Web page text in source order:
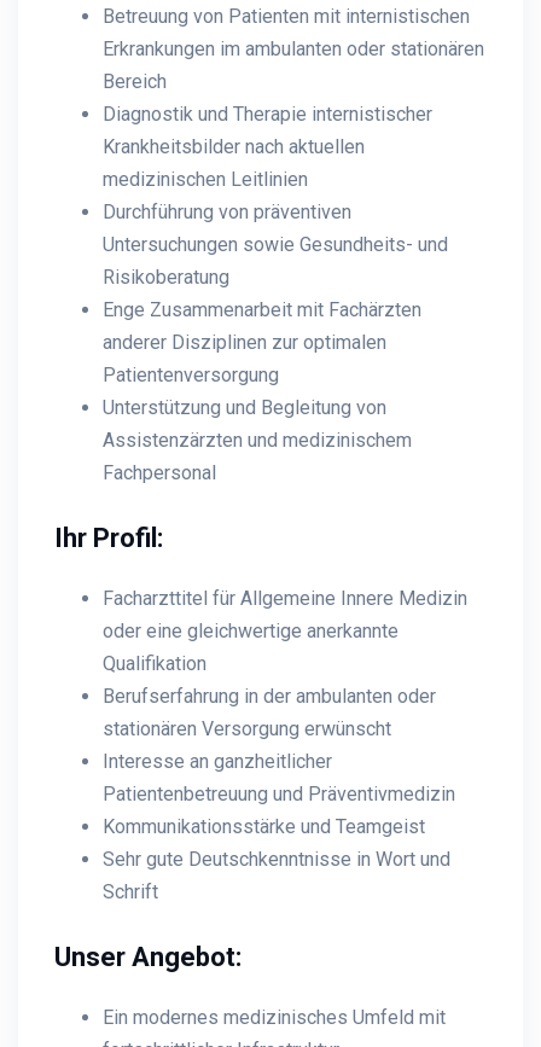
Betreuung von Patienten mit internistischen
Erkrankungen im ambulanten oder stationären
Bereich
Diagnostik und Therapie internistischer
Krankheitsbilder nach aktuellen
medizinischen Leitlinien
Durchführung von präventiven
Untersuchungen sowie Gesundheits- und
Risikoberatung
Enge Zusammenarbeit mit Fachärzten
anderer Disziplinen zur optimalen
Patientenversorgung
Unterstützung und Begleitung von
Assistenzärzten und medizinischem
Fachpersonal
Ihr Profil:
Facharzttitel für Allgemeine Innere Medizin
oder eine gleichwertige anerkannte
Qualifikation
Berufserfahrung in der ambulanten oder
stationären Versorgung erwünscht
Interesse an ganzheitlicher
Patientenbetreuung und Präventivmedizin
Kommunikationsstärke und Teamgeist
Sehr gute Deutschkenntnisse in Wort und
Schrift
Unser Angebot:
Ein modernes medizinisches Umfeld mit